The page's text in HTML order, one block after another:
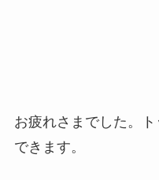
お疲れさまでした。
できます。